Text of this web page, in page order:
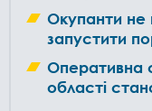
Окупанти
запустити
Оперативна
області